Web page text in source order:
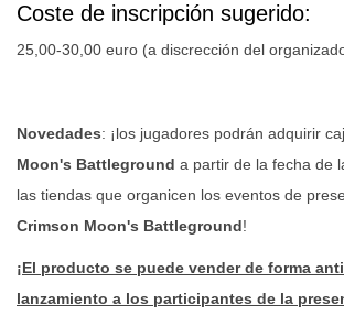
Coste de inscripción sugerido:
25,00-30,00 euro (a discrección del
Novedades: ¡los jugadores podrán adquirir
Moon's Battleground a partir de la fecha de
las tiendas que organicen los eventos de
Crimson Moon's Battleground!
¡El producto se puede vender de forma
lanzamiento a los participantes de la